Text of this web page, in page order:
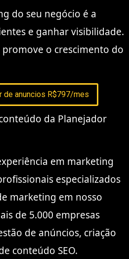
do seu negócio é a
e ganhar visibilidade.
promove o crescimento do
de anuncios R$797/mes
da Planejador
em marketing
especializados
marketing em nosso
de 5.000 empresas
de anúncios, criação
conteúdo SEO.